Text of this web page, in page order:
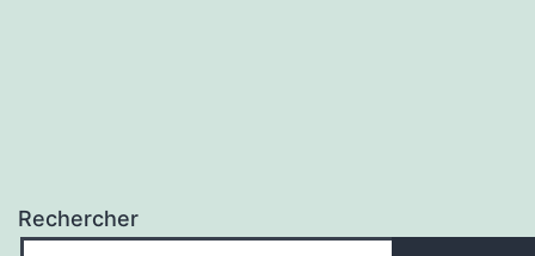
Rechercher